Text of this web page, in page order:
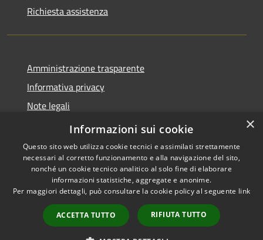
Richiesta assistenza
Amministrazione trasparente
Informativa privacy
Note legali
Dichiarazione di accessibilità
Accessibilità
Copyright © 2026 • Comune di
Alanno • Powered by
Municipium•
Accesso
redazione
×
Informazioni sui cookie
Questo sito web utilizza cookie tecnici e assimilati strettamente
necessari al corretto funzionamento e alla navigazione del sito,
nonché un cookie tecnico analitico al solo fine di elaborare
informazioni statistiche, aggregate e anonime.
Per maggiori dettagli, può consultare la cookie policy al seguente link
ACCETTA TUTTO RIFIUTA TUTTO